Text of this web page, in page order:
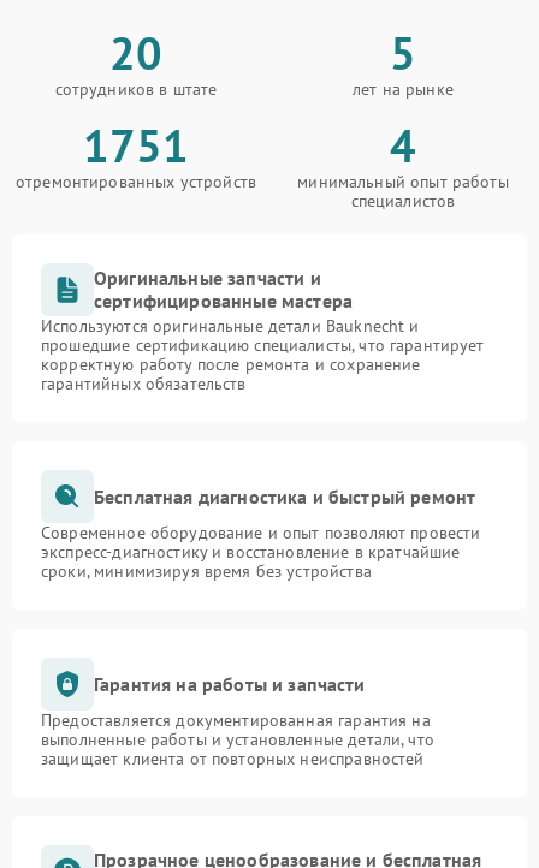
20
сотрудников в штате
5
лет на рынке
1751
отремонтированных устройств
4
минимальный опыт работы
специалистов
Оригинальные запчасти и
сертифицированные мастера
Используются оригинальные детали Bauknecht и
прошедшие сертификацию специалисты, что гарантирует
корректную работу после ремонта и сохранение
гарантийных обязательств
Бесплатная диагностика и быстрый ремонт
Современное оборудование и опыт позволяют провести
экспресс-диагностику и восстановление в кратчайшие
сроки, минимизируя время без устройства
Гарантия на работы и запчасти
Предоставляется документированная гарантия на
выполненные работы и установленные детали, что
защищает клиента от повторных неисправностей
Прозрачное ценообразование и бесплатная